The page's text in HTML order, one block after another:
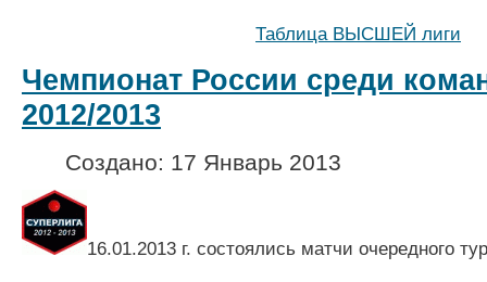
Таблица ВЫСШЕЙ лиги
Чемпионат России среди
2012/2013
Создано: 17 Январь 2013
16.01.2013 г. состоялись матчи очередного